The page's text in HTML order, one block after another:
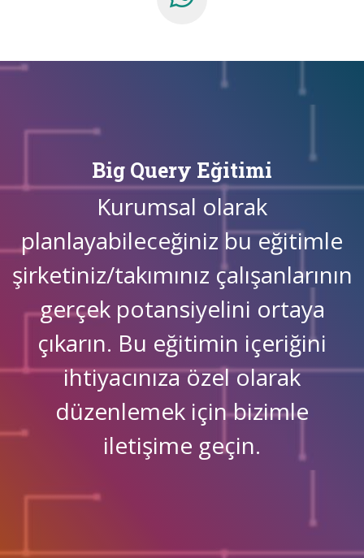
Big Query Eğitimi
Kurumsal olarak
planlayabileceğiniz bu eğitimle
şirketiniz/takımınız çalışanlarının
gerçek potansiyelini ortaya
çıkarın. Bu eğitimin içeriğini
ihtiyacınıza özel olarak
düzenlemek için bizimle
iletişime geçin.